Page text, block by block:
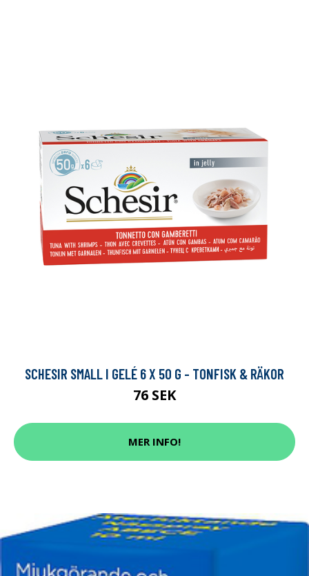
SCHESIR SMALL I GELÉ 6 X 50 G - TONFISK & RÄKOR
76 SEK
MER INFO!